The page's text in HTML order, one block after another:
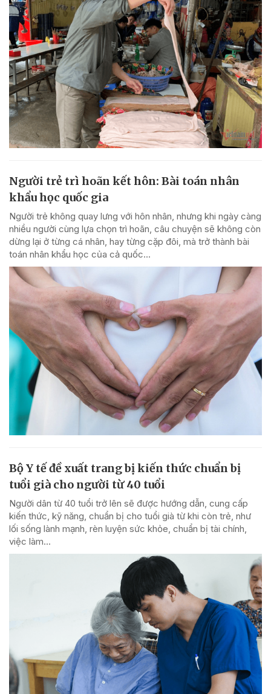
Người trẻ trì hoãn kết hôn: Bài toán nhân
khẩu học quốc gia
Người trẻ không quay lưng với hôn nhân, nhưng khi ngày càng
nhiều người cùng lựa chọn trì hoãn, câu chuyện sẽ không còn
dừng lại ở từng cá nhân, hay từng cặp đôi, mà trở thành bài
toán nhân khẩu học của cả quốc...
Bộ Y tế đề xuất trang bị kiến thức chuẩn bị
tuổi già cho người từ 40 tuổi
Người dân từ 40 tuổi trở lên sẽ được hướng dẫn, cung cấp
kiến thức, kỹ năng, chuẩn bị cho tuổi già từ khi còn trẻ, như
lối sống lành mạnh, rèn luyện sức khỏe, chuẩn bị tài chính,
việc làm...